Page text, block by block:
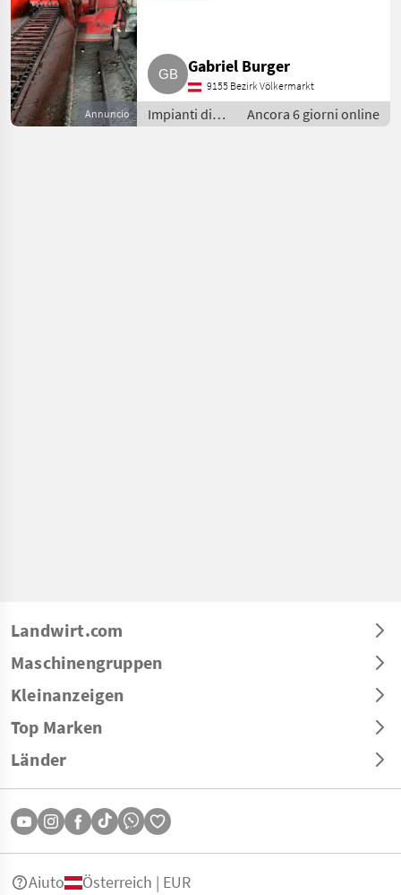
Annuncio
Gabriel Burger
9155 Bezirk Völkermarkt
Impianti di
movimentazione
Ancora 6 giorni online
Landwirt.com
Maschinengruppen
Kleinanzeigen
Top Marken
Länder
Aiuto Österreich | EUR